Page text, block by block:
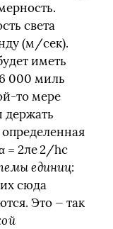
света
(м/сек).
иметь
000 миль
мере
держать
= 2πe 2/hc
единиц:
сюда
Это — так